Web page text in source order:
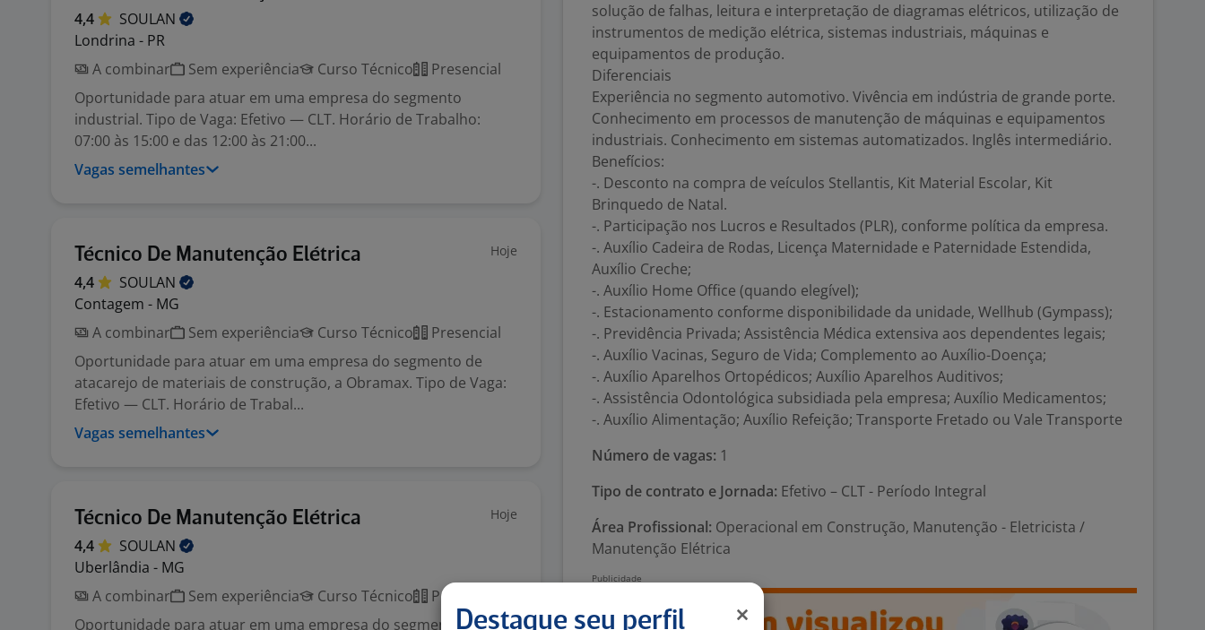
4,4
SOULAN
Londrina - PR
A combinar
Sem experiência Curso Técnico
Presencial
Oportunidade para atuar em uma empresa do segmento
industrial. Tipo de Vaga: Efetivo — CLT. Horário de Trabalho:
07:00 às 15:00 e das 12:00 às 21:00...
Vagas semelhantes
Técnico De Manutenção Elétrica Hoje
4,4
SOULAN
Contagem - MG
A combinar
Sem experiência Curso Técnico
Presencial
Oportunidade para atuar em uma empresa do segmento de
atacarejo de materiais de construção, a Obramax. Tipo de Vaga:
Efetivo — CLT. Horário de Trabal...
Vagas semelhantes
Técnico De Manutenção Elétrica Hoje
4,4
SOULAN
Uberlândia - MG
A combinar
Sem experiência Curso Técnico
Presencial
Oportunidade para atuar em uma empresa do segmento de
solução de falhas, leitura e interpretação de diagramas elétricos, utilização de
instrumentos de medição elétrica, sistemas industriais, máquinas e
equipamentos de produção.
Diferenciais
Experiência no segmento automotivo. Vivência em indústria de grande porte.
Conhecimento em processos de manutenção de máquinas e equipamentos
industriais. Conhecimento em sistemas automatizados. Inglês intermediário.
Benefícios:
-. Desconto na compra de veículos Stellantis, Kit Material Escolar, Kit
Brinquedo de Natal.
-. Participação nos Lucros e Resultados (PLR), conforme política da empresa.
-. Auxílio Cadeira de Rodas, Licença Maternidade e Paternidade Estendida,
Auxílio Creche;
-. Auxílio Home Office (quando elegível);
-. Estacionamento conforme disponibilidade da unidade, Wellhub (Gympass);
-. Previdência Privada; Assistência Médica extensiva aos dependentes legais;
-. Auxílio Vacinas, Seguro de Vida; Complemento ao Auxílio-Doença;
-. Auxílio Aparelhos Ortopédicos; Auxílio Aparelhos Auditivos;
-. Assistência Odontológica subsidiada pela empresa; Auxílio Medicamentos;
-. Auxílio Alimentação; Auxílio Refeição; Transporte Fretado ou Vale Transporte
Número de vagas: 1
Tipo de contrato e Jornada: Efetivo – CLT - Período Integral
Área Profissional: Operacional em Construção, Manutenção - Eletricista /
Manutenção Elétrica
Destaque seu perfil